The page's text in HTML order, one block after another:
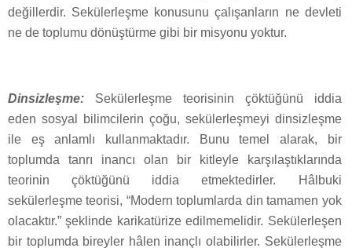
değillerdir. Sekülerleşme konusunu çalışanların ne devleti
ne de toplumu dönüştürme gibi bir misyonu yoktur.
Dinsizleşme: Sekülerleşme teorisinin çöktüğünü iddia
eden sosyal bilimcilerin çoğu, sekülerleşmeyi dinsizleşme
ile eş anlamlı kullanmaktadır. Bunu temel alarak, bir
toplumda tanrı inancı olan bir kitleyle karşılaştıklarında
teorinin çöktüğünü iddia etmektedirler. Hâlbuki
sekülerleşme teorisi, “Modern toplumlarda din tamamen yok
olacaktır.” şeklinde karikatürize edilmemelidir. Sekülerleşen
bir toplumda bireyler hâlen inançlı olabilirler. Sekülerleşme